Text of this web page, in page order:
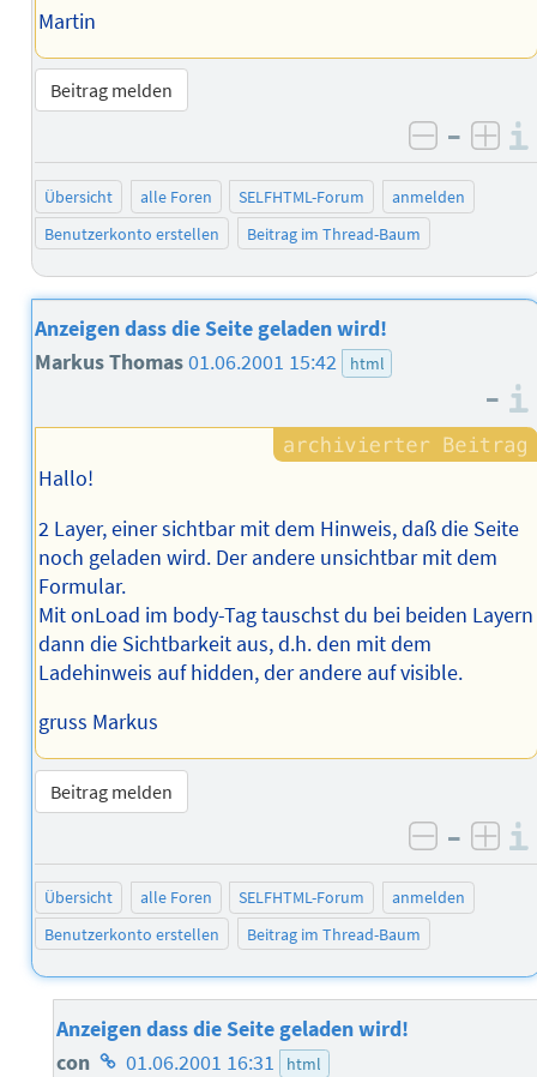
Martin
Beitrag melden
negativ
–
Übersicht alle Foren SELFHTML-Forum
anmelden
Benutzerkonto erstellen
Beitrag im Thread-Baum
Anzeigen dass die Seite geladen wird!
Markus Thomas01.06.2001 15:42 html
–
Hallo!
2 Layer, einer sichtbar mit dem Hinweis, daß die Seite
noch geladen wird. Der andere unsichtbar mit dem
Formular.
Mit onLoad im body-Tag tauschst du bei beiden Layern
dann die Sichtbarkeit aus, d.h. den mit dem
Ladehinweis auf hidden, der andere auf visible.
gruss Markus
Beitrag melden
negativ
–
Übersicht alle Foren SELFHTML-Forum
anmelden
Benutzerkonto erstellen
Beitrag im Thread-Baum
Anzeigen dass die Seite geladen wird!
con Homepage
01.06.2001 16:31 html